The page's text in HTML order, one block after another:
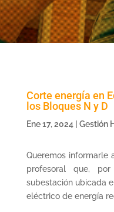
Corte energía en
los Bloques N y D
Ene 17, 2024 | Gestión
Queremos informarle
profesoral que,
subestación ubicada
eléctrico de energía